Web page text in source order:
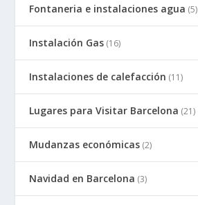
Fontaneria e instalaciones agua (5)
Instalación Gas (16)
Instalaciones de calefacción (11)
Lugares para Visitar Barcelona (21)
Mudanzas económicas (2)
Navidad en Barcelona (3)